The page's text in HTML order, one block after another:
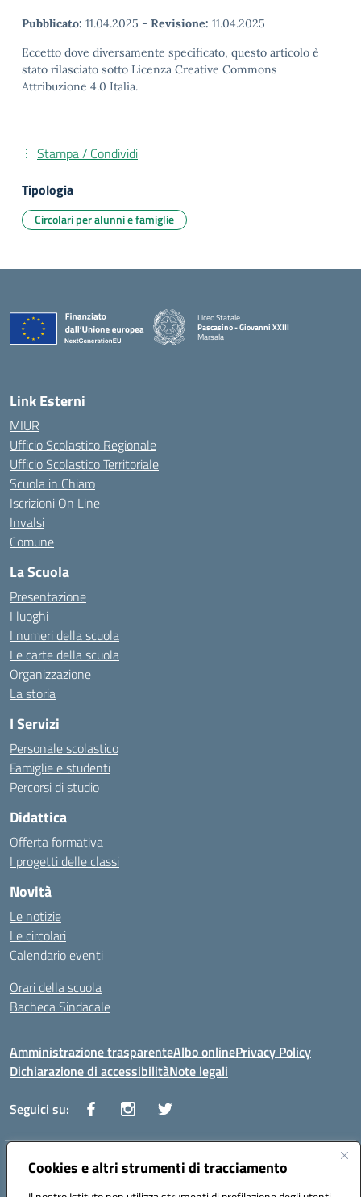
Cookies e altri strumenti di tracciamento
Pubblicato: 11.04.2025 - Revisione: 11.04.2025
Eccetto dove diversamente specificato, questo articolo è
stato rilasciato sotto Licenza Creative Commons
Attribuzione 4.0 Italia.
Stampa / Condividi
Tipologia
Circolari per alunni e famiglie
Liceo Statale
Pascasino - Giovanni XXIII
Marsala
Link Esterni
MIUR
Ufficio Scolastico Regionale
Ufficio Scolastico Territoriale
Scuola in Chiaro
Iscrizioni On Line
Invalsi
Comune
La Scuola
Presentazione
I luoghi
I numeri della scuola
Le carte della scuola
Organizzazione
La storia
I Servizi
Personale scolastico
Famiglie e studenti
Percorsi di studio
Didattica
Offerta formativa
I progetti delle classi
Novità
Le notizie
Le circolari
Calendario eventi
Orari della scuola
Bacheca Sindacale
Amministrazione trasparenteAlbo onlinePrivacy Policy
Dichiarazione di accessibilitàNote legali
Seguici su:
Indirizzo:Via Vaccari n.5 e Via Falcone n.20 - 91025 Marsala